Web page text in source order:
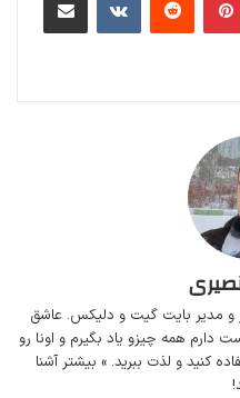
مدیر بایت گیت و دلیکس. عاشق
همه چیزو یاد بگیرم و اونا رو
کنید و لذت ببرید.» بیشتر آشنا